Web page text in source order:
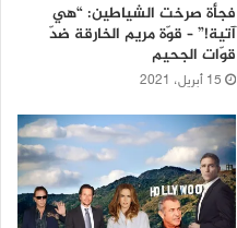
فجأة صرخت الشياطين: “هي
آتية!” – قوّة مريم الخارقة ضدّ
قوّات الجحيم
15 أبريل، 2021